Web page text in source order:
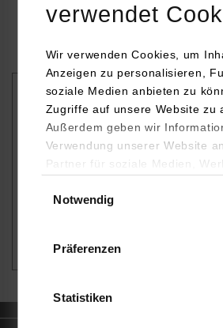
verwendet
Wir verwenden Cookies, um
Anzeigen zu personalisieren,
soziale Medien anbieten zu
Zugriffe auf unsere Website zu
Außerdem geben wir
Verwendung unserer Website
Partner für soziale Medien,
YouTube, Google Maps) führen
Daten zusammen, die Sie
haben oder die sie im Rahmen
Notwendig
Präferenzen
Statistiken
Bei Störungen und Problemen
unserSupport-Formular .Ihre
an den zuständigen Spezialisten bzw.
Spezialistin im IT.Service Center
Bei generellen Fragen, Anregungen und
Verbesserungsvorschlägen stehe ich